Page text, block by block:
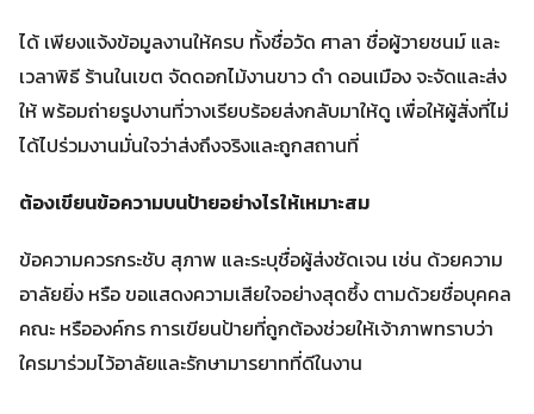
ได้ เพียงแจ้งข้อมูลงานให้ครบ ทั้งชื่อวัด ศาลา ชื่อผู้วายชนม์ และ
เวลาพิธี ร้านในเขต จัดดอกไม้งานขาว ดํา ดอนเมือง จะจัดและส่ง
ให้ พร้อมถ่ายรูปงานที่วางเรียบร้อยส่งกลับมาให้ดู เพื่อให้ผู้สั่งที่ไม่
ได้ไปร่วมงานมั่นใจว่าส่งถึงจริงและถูกสถานที่
ต้องเขียนข้อความบนป้ายอย่างไรให้เหมาะสม
ข้อความควรกระชับ สุภาพ และระบุชื่อผู้ส่งชัดเจน เช่น ด้วยความ
อาลัยยิ่ง หรือ ขอแสดงความเสียใจอย่างสุดซึ้ง ตามด้วยชื่อบุคคล
คณะ หรือองค์กร การเขียนป้ายที่ถูกต้องช่วยให้เจ้าภาพทราบว่า
ใครมาร่วมไว้อาลัยและรักษามารยาทที่ดีในงาน